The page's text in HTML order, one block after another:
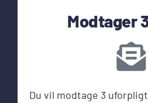
Modtager
Du vil modtage 3